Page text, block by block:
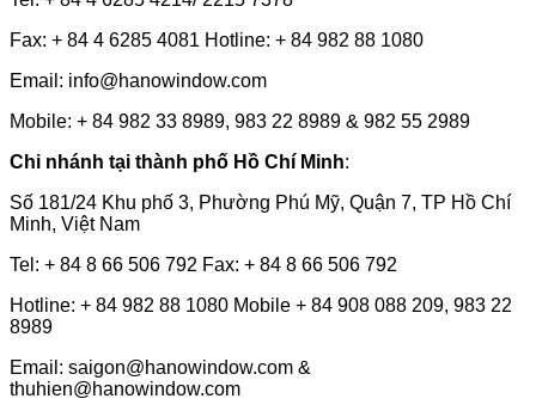
Fax: + 84 4 6285 4081 Hotline: + 84 982 88 1080
Email: info@hanowindow.com
Mobile: + 84 982 33 8989, 983 22 8989 & 982 55 2989
Chi nhánh tại thành phố Hồ Chí Minh:
Số 181/24 Khu phố 3, Phường Phú Mỹ, Quận 7, TP Hồ Chí
Minh, Việt Nam
Tel: + 84 8 66 506 792 Fax: + 84 8 66 506 792
Hotline: + 84 982 88 1080 Mobile + 84 908 088 209, 983 22
8989
Email: saigon@hanowindow.com &
thuhien@hanowindow.com